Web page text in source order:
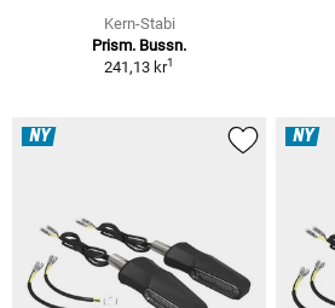
Kern-Stabi
Prism. Bussn.
241,13 kr1
NY NY